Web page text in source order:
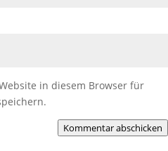
in diesem Browser für
Kommentar abschicken